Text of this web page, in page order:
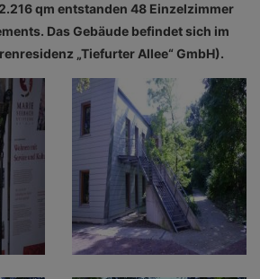
qm entstanden 48 Einzelzimmer
Das Gebäude befindet sich im
„Tiefurter Allee“ GmbH).